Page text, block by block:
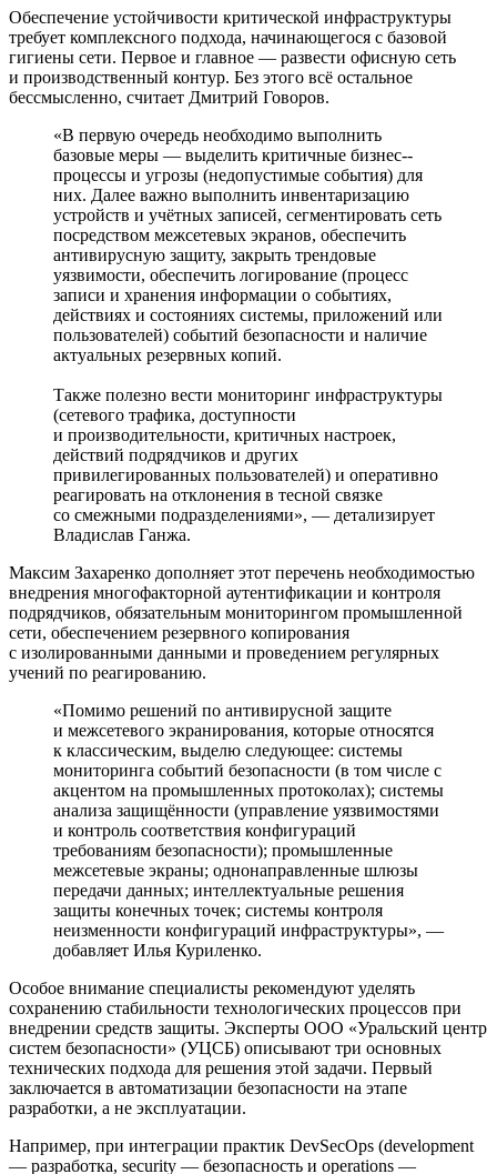
Обеспечение устойчивости критической инфраструктуры
требует комплексного подхода, начинающегося с базовой
гигиены сети. Первое и главное — развести офисную сеть
и производственный контур. Без этого всё остальное
бессмысленно, считает Дмитрий Говоров.
«В первую очередь необходимо выполнить
базовые меры — выделить критичные бизнес-­
процессы и угрозы (недопустимые события) для
них. Далее важно выполнить инвентаризацию
устройств и учётных записей, сегментировать сеть
посредством межсетевых экранов, обеспечить
антивирусную защиту, закрыть трендовые
уязвимости, обеспечить логирование (процесс
записи и хранения информации о событиях,
действиях и состояниях системы, приложений или
пользователей) событий безопасности и наличие
актуальных резервных копий.
Также полезно вести мониторинг инфраструктуры
(сетевого трафика, доступности
и производительности, критичных настроек,
действий подрядчиков и других
привилегированных пользователей) и оперативно
реагировать на отклонения в тесной связке
со смежными подразделениями», — детализирует
Владислав Ганжа.
Максим Захаренко дополняет этот перечень необходимостью
внедрения многофакторной аутентификации и контроля
подрядчиков, обязательным мониторингом промышленной
сети, обеспечением резервного копирования
с изолированными данными и проведением регулярных
учений по реагированию.
«Помимо решений по антивирусной защите
и межсетевого экранирования, которые относятся
к классическим, выделю следующее: системы
мониторинга событий безопасности (в том числе c
акцентом на промышленных протоколах); системы
анализа защищённости (управление уязвимостями
и контроль соответствия конфигураций
требованиям безопасности); промышленные
межсетевые экраны; однонаправленные шлюзы
передачи данных; интеллектуальные решения
защиты конечных точек; системы контроля
неизменности конфигураций инфраструктуры», —
добавляет Илья Куриленко.
Особое внимание специалисты рекомендуют уделять
сохранению стабильности технологических процессов при
внедрении средств защиты. Эксперты ООО «Уральский центр
систем безопасности» (УЦСБ) описывают три основных
технических подхода для решения этой задачи. Первый
заключается в автоматизации безопасности на этапе
разработки, а не эксплуатации.
Например, при интеграции практик DevSecOps (development
— разработка, security — безопасность и operations —